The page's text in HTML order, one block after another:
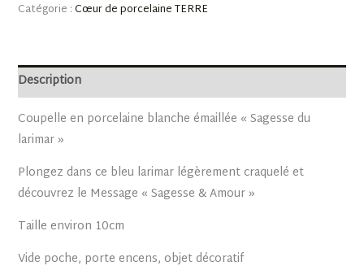
Catégorie :Cœur de porcelaine TERRE
Description
Coupelle en porcelaine blanche émaillée « Sagesse du
larimar »
Plongez dans ce bleu larimar légèrement craquelé et
découvrez le Message « Sagesse & Amour »
Taille environ 10cm
Vide poche, porte encens, objet décoratif